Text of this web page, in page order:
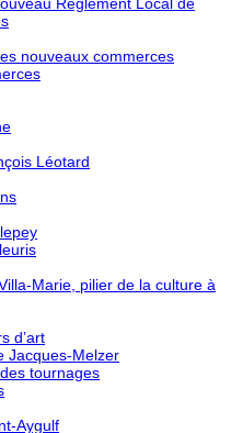
nouveaux commerces
Léotard
Marie, pilier de la culture à
d’art
Jacques-Melzer
tournages
Aygulf